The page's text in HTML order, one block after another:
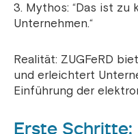
3. Mythos: “Das ist zu
Unternehmen.“
Realität: ZUGFeRD
und erleichtert
Einführung der
Erste